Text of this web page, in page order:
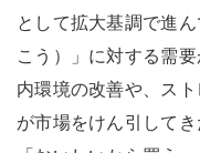
として拡大基調で進
こう）」に対する需
内環境の改善や、ス
が市場をけん引して